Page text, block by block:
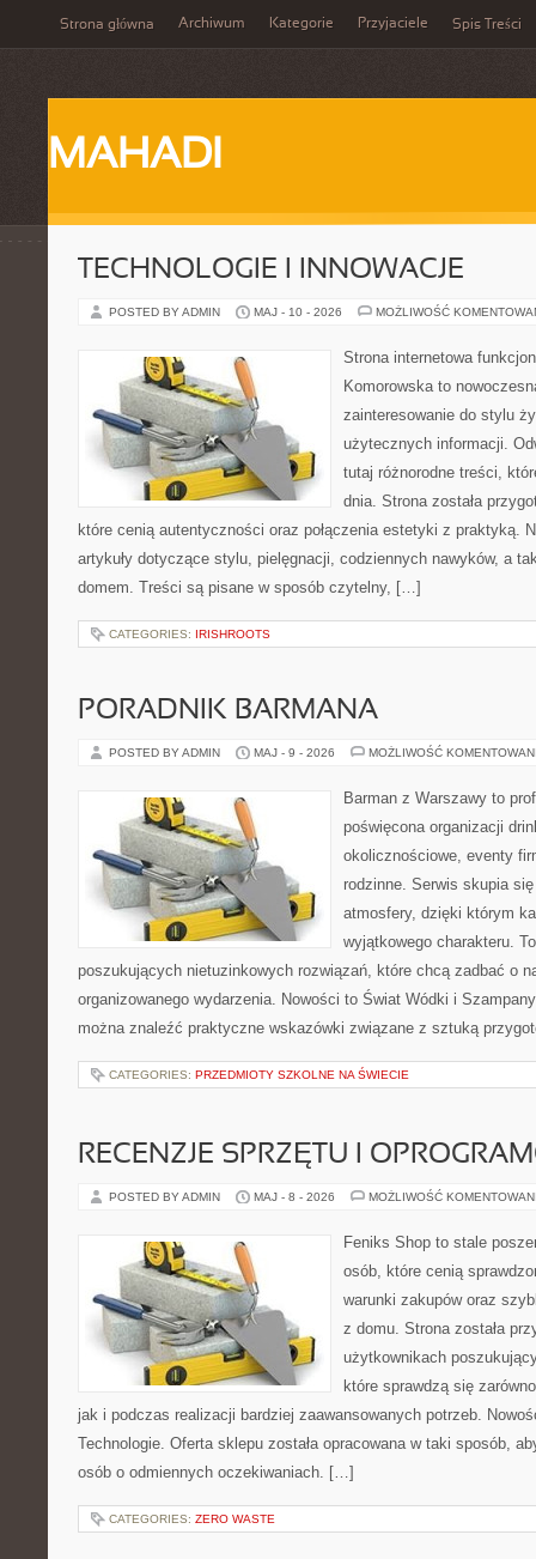
Strona główna Archiwum Kategorie Przyjaciele Spis Treści
MAHADI
TECHNOLOGIE I INNOWACJE
POSTED BY ADMIN MAJ - 10 - 2026 MOŻLIWOŚĆ
Strona internetowa
Komorowska to
zainteresowanie do stylu
użytecznych informacji.
tutaj różnorodne treści,
dnia. Strona została
które cenią autentyczności oraz połączenia estetyki z praktyką.
artykuły dotyczące stylu, pielęgnacji, codziennych nawyków, a
domem. Treści są pisane w sposób czytelny, […]
CATEGORIES: IRISHROOTS
PORADNIK BARMANA
POSTED BY ADMIN MAJ - 9 - 2026 MOŻLIWOŚĆ
Barman z Warszawy to
poświęcona organizacji
okolicznościowe, eventy
rodzinne. Serwis skupia
atmosfery, dzięki którym
wyjątkowego charakteru.
poszukujących nietuzinkowych rozwiązań, które chcą zadbać o
organizowanego wydarzenia. Nowości to Świat Wódki i
można znaleźć praktyczne wskazówki związane z sztuką
CATEGORIES: PRZEDMIOTY SZKOLNE NA ŚWIECIE
RECENZJE SPRZĘTU I
POSTED BY ADMIN MAJ - 8 - 2026 MOŻLIWOŚĆ
Feniks Shop to stale
osób, które cenią
warunki zakupów oraz
z domu. Strona została
użytkownikach
które sprawdzą się
jak i podczas realizacji bardziej zaawansowanych potrzeb.
Technologie. Oferta sklepu została opracowana w taki sposób,
osób o odmiennych oczekiwaniach. […]
CATEGORIES: ZERO WASTE